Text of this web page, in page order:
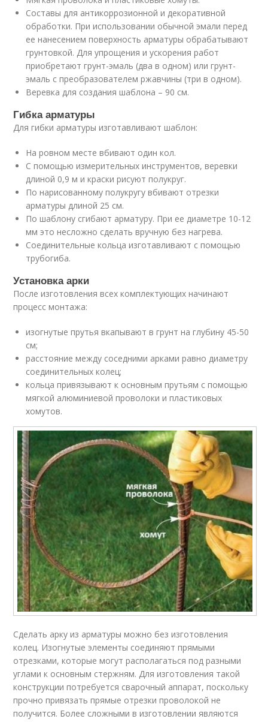
Составы для антикоррозионной и декоративной
обработки. При использовании обычной эмали перед
ее нанесением поверхность арматуры обрабатывают
грунтовкой. Для упрощения и ускорения работ
приобретают грунт-эмаль (два в одном) или грунт-
эмаль с преобразователем ржавчины (три в одном).
Веревка для создания шаблона – 90 см.
Гибка арматуры
Для гибки арматуры изготавливают шаблон:
На ровном месте вбивают один кол.
С помощью измерительных инструментов, веревки
длиной 0,9 м и краски рисуют полукруг.
По нарисованному полукругу вбивают отрезки
арматуры длиной 25 см.
По шаблону сгибают арматуру. При ее диаметре 10-12
мм это несложно сделать вручную без нагрева.
Соединительные кольца изготавливают с помощью
трубогиба.
Установка арки
После изготовления всех комплектующих начинают
процесс монтажа:
изогнутые прутья вкапывают в грунт на глубину 45-50
см;
расстояние между соседними арками равно диаметру
соединительных колец;
кольца привязывают к основным прутьям с помощью
мягкой алюминиевой проволоки и пластиковых
хомутов.
Сделать арку из арматуры можно без изготовления
колец. Изогнутые элементы соединяют прямыми
отрезками, которые могут располагаться под разными
углами к основным стержням. Для изготовления такой
конструкции потребуется сварочный аппарат, поскольку
прочно привязать прямые отрезки проволокой не
получится. Более сложными в изготовлении являются